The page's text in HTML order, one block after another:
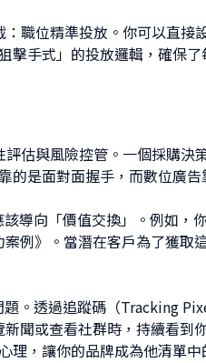
職位精準投放。你可以直接
擊手式」的投放邏輯，確保
估與風險控管。一個採購決
是面對面握手，而數位廣告
導向「價值交換」。例如，
例》。當潛在客戶為了獲取
。透過追蹤碼（Tracking
聞或查看社群時，持續看到
理，讓你的品牌成為他清單中